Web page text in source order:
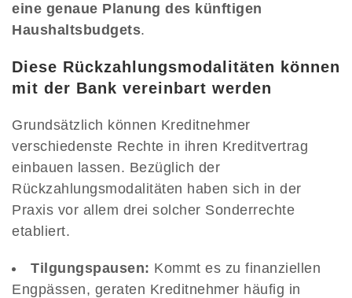
eine genaue Planung des künftigen
Haushaltsbudgets.
Diese Rückzahlungsmodalitäten können
mit der Bank vereinbart werden
Grundsätzlich können Kreditnehmer
verschiedenste Rechte in ihren Kreditvertrag
einbauen lassen. Bezüglich der
Rückzahlungsmodalitäten haben sich in der
Praxis vor allem drei solcher Sonderrechte
etabliert.
Tilgungspausen: Kommt es zu finanziellen
Engpässen, geraten Kreditnehmer häufig in